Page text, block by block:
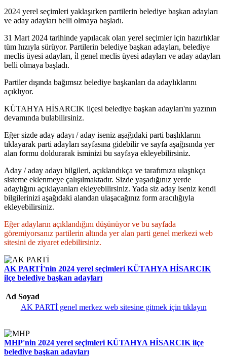
2024 yerel seçimleri yaklaşırken partilerin belediye başkan adayları
ve aday adayları belli olmaya başladı.
31 Mart 2024 tarihinde yapılacak olan yerel seçimler için hazırlıklar
tüm hızıyla sürüyor. Partilerin belediye başkan adayları, belediye
meclis üyesi adayları, i̇l genel meclis üyesi adayları ve aday adayları
belli olmaya başladı.
Partiler dışında bağımsız belediye başkanları da adaylıklarını
açıklıyor.
KÜTAHYA HİSARCIK ilçesi belediye başkan adayları'nı yazının
devamında bulabilirsiniz.
Eğer sizde aday adayı / aday iseniz aşağıdaki parti başlıklarını
tıklayarak parti adayları sayfasına gidebilir ve sayfa aşağısında yer
alan formu doldurarak isminizi bu sayfaya ekleyebilirsiniz.
Aday / aday adayı bilgileri, açıklandıkça ve tarafımıza ulaştıkça
sisteme eklenmeye çalışılmaktadır. Sizde yaşadığınız yerde
adaylığını açıklayanları ekleyebilirsiniz. Yada siz aday iseniz kendi
bilgilerinizi aşağıdaki alandan ulaşacağınız form aracılığıyla
ekleyebilirsiniz.
Eğer adayların açıklandığını düşünüyor ve bu sayfada
göremiyorsanız partilerin altında yer alan parti genel merkezi web
sitesini de ziyaret edebilirsiniz.
AK PARTİ'nin 2024 yerel seçimleri KÜTAHYA HİSARCIK
ilçe belediye başkan adayları
Ad Soyad
AK PARTİ genel merkez web sitesine gitmek için tıklayın
MHP'nin 2024 yerel seçimleri KÜTAHYA HİSARCIK ilçe
belediye başkan adayları